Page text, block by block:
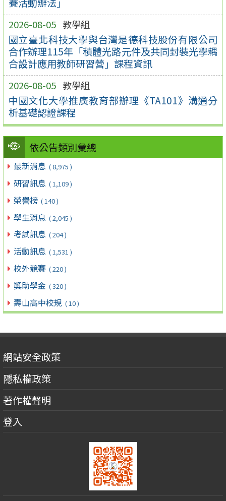
2026-08-05 教學組
國立臺北科技大學與台灣是德科技股份有限公司
合作辦理115年「積體光路元件及共同封裝光學耦
合設計應用教師研習營」課程資訊
2026-08-05 教學組
中國文化大學推廣教育部辦理《TA101》溝通分
析基礎認證課程
依公告類別彙總
最新消息 ( 8,975 )
研習訊息 ( 1,109 )
榮譽榜 ( 140 )
學生消息 ( 2,045 )
考試訊息 ( 204 )
活動訊息 ( 1,531 )
校外競賽 ( 220 )
獎助學金 ( 320 )
壽山高中校規 ( 10 )
網站安全政策
隱私權政策
著作權聲明
登入